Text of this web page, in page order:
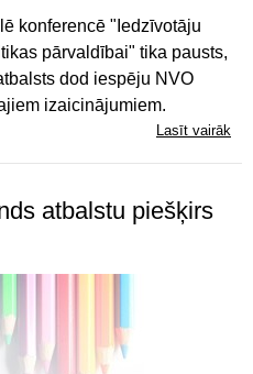
konferencē "Iedzīvotāju
pārvaldībai" tika pausts,
dod iespēju NVO
izaicinājumiem.
Lasīt vairāk
atbalstu piešķirs